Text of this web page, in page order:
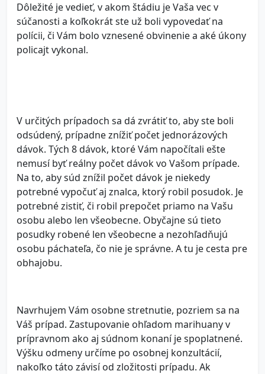
Dôležité je vedieť, v akom štádiu je Vaša vec v
súčanosti a koľkokrát ste už boli vypovedať na
polícii, či Vám bolo vznesené obvinenie a aké úkony
policajt vykonal.
V určitých prípadoch sa dá zvrátiť to, aby ste boli
odsúdený, prípadne znížiť počet jednorázových
dávok. Tých 8 dávok, ktoré Vám napočítali ešte
nemusí byť reálny počet dávok vo Vašom prípade.
Na to, aby súd znížil počet dávok je niekedy
potrebné vypočuť aj znalca, ktorý robil posudok. Je
potrebné zistiť, či robil prepočet priamo na Vašu
osobu alebo len všeobecne. Obyčajne sú tieto
posudky robené len všeobecne a nezohľadňujú
osobu páchateľa, čo nie je správne. A tu je cesta pre
obhajobu.
Navrhujem Vám osobne stretnutie, pozriem sa na
Váš prípad. Zastupovanie ohľadom marihuany v
prípravnom ako aj súdnom konaní je spoplatnené.
Výšku odmeny určíme po osobnej konzultácií,
nakoľko táto závisí od zložitosti prípadu. Ak